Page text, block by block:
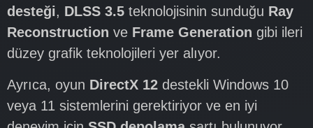
desteği, DLSS 3.5 teknolojisinin sunduğu Ray
Reconstruction ve Frame Generation gibi ileri
düzey grafik teknolojileri yer alıyor.
Ayrıca, oyun DirectX 12 destekli Windows 10
veya 11 sistemlerini gerektiriyor ve en iyi